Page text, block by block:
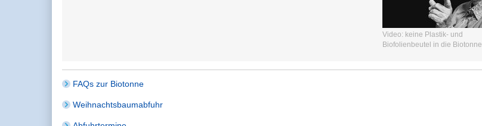
Video: keine Plastik- und
Biofolienbeutel in die Biotonne
FAQs zur Biotonne
Weihnachtsbaumabfuhr